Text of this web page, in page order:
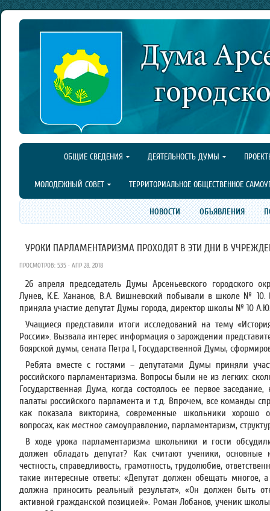
ОБЩИЕ СВЕДЕНИЯ ДЕЯТЕЛЬНОСТЬ ДУМЫ
МОЛОДЕЖНЫЙ СОВЕТ ТЕРРИТОРИАЛЬНОЕ ОБЩЕСТВЕННОЕ
НОВОСТИ ОБЪЯВЛЕНИЯ
УРОКИ ПАРЛАМЕНТАРИЗМА ПРОХОДЯТ В ЭТИ ДНИ В
ПРОСМОТРОВ: 535 · АПР 28, 2018
26 апреля председатель Думы Арсеньевского городского
Лунев, К.Е. Хананов, В.А. Вишневский побывали в школе № 10.
приняла участие депутат Думы города, директор школы № 10
Учащиеся представили итоги исследований на тему
России». Вызвала интерес информация о зарождении
боярской думы, сената Петра I, Государственной Думы,
Ребята вместе с гостями – депутатами Думы приняли
российского парламентаризма. Вопросы были не из легких:
Государственная Дума, когда состоялось ее первое
палаты российского парламента и т.д. Впрочем, все команды
как показала викторина, современные школьники хорошо
вопросах, как местное самоуправление, парламентаризм,
В ходе урока парламентаризма школьники и гости
должен обладать депутат? Как считают ученики, основные
честность, справедливость, грамотность, трудолюбие,
такие интересные ответы: «Депутат должен обещать многое,
должна приносить реальный результат», «Он должен быть
активной гражданской позицией». Роман Лобанов, ученик